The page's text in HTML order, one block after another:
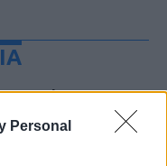
Personal
μου»: Το
μεθυσμένης οδηγού
νύφη ώρες μετά